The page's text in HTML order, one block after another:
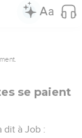
se paient
dit à Job :